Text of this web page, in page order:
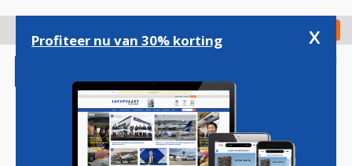
gaan
Check in
Profiteer nu van 30% korting x